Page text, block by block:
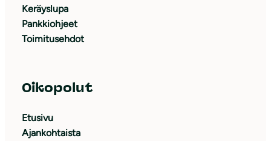
Keräyslupa
Pankkiohjeet
Toimitusehdot
Oikopolut
Etusivu
Ajankohtaista